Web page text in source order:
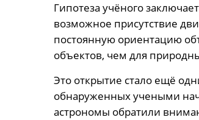
Гипотеза учёного
возможное присутствие
постоянную ориентацию
объектов, чем для
Это открытие стало ещё
обнаруженных учеными
астрономы обратили